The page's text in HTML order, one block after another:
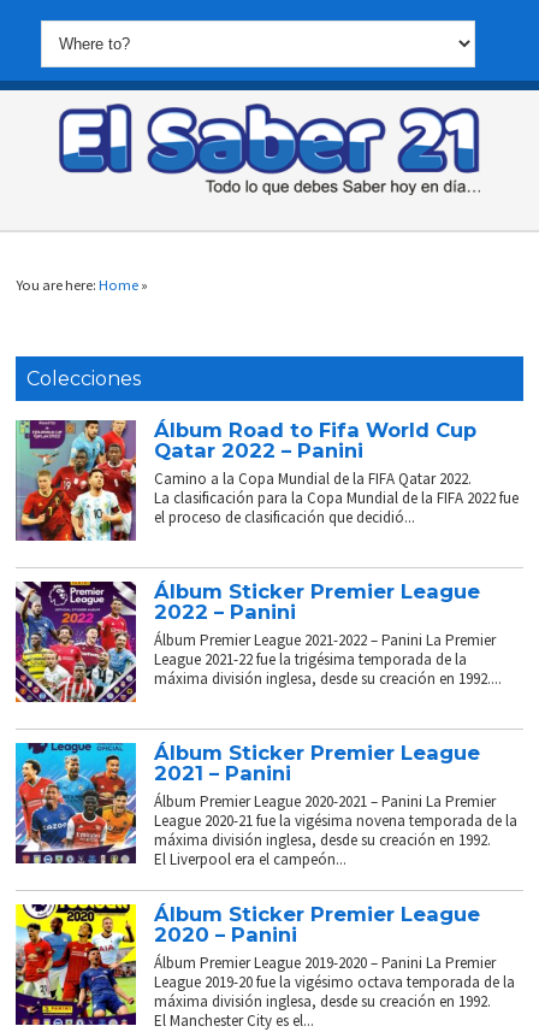
You are here:Home »
Colecciones
Álbum Road to Fifa World Cup
Qatar 2022 – Panini
Camino a la Copa Mundial de la FIFA Qatar 2022.
La clasificación para la Copa Mundial de la FIFA 2022 fue
el proceso de clasificación que decidió...
Álbum Sticker Premier League
2022 – Panini
Álbum Premier League 2021-2022 – Panini La Premier
League 2021-22 fue la trigésima temporada de la
máxima división inglesa, desde su creación en 1992....
Álbum Sticker Premier League
2021 – Panini
Álbum Premier League 2020-2021 – Panini La Premier
League 2020-21 fue la vigésima novena temporada de la
máxima división inglesa, desde su creación en 1992.
El Liverpool era el campeón...
Álbum Sticker Premier League
2020 – Panini
Álbum Premier League 2019-2020 – Panini La Premier
League 2019-20 fue la vigésimo octava temporada de la
máxima división inglesa, desde su creación en 1992.
El Manchester City es el...